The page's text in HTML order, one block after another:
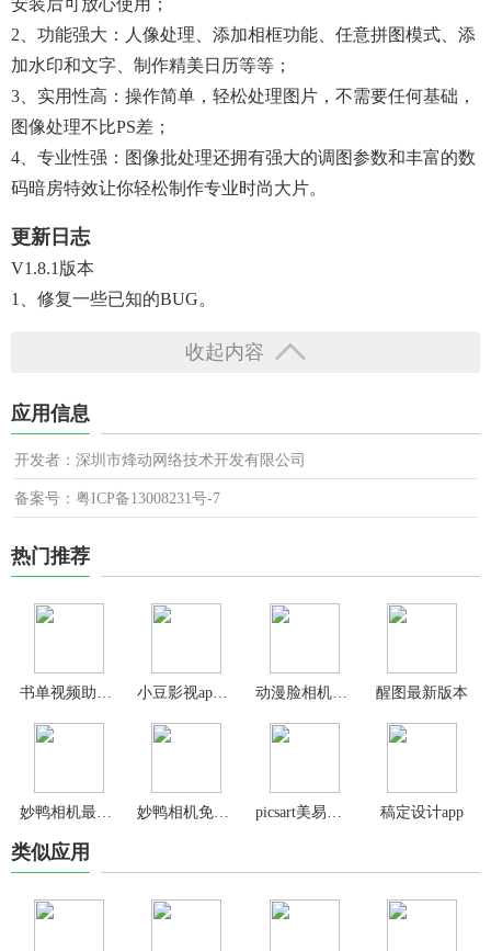
安装后可放心使用；
2、功能强大：人像处理、添加相框功能、任意拼图模式、添
加水印和文字、制作精美日历等等；
3、实用性高：操作简单，轻松处理图片，不需要任何基础，
图像处理不比PS差；
4、专业性强：图像批处理还拥有强大的调图参数和丰富的数
码暗房特效让你轻松制作专业时尚大片。
更新日志
V1.8.1版本
1、修复一些已知的BUG。
收起内容
应用信息
开发者：深圳市烽动网络技术开发有限公司
备案号：粤ICP备13008231号-7
热门推荐
动漫脸相机app最新版 醒图最新版本
妙鸭相机最新版 稿定设计app
类似应用